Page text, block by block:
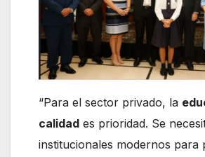
“Para el sector privado, la
calidad es prioridad. Se
institucionales modernos para